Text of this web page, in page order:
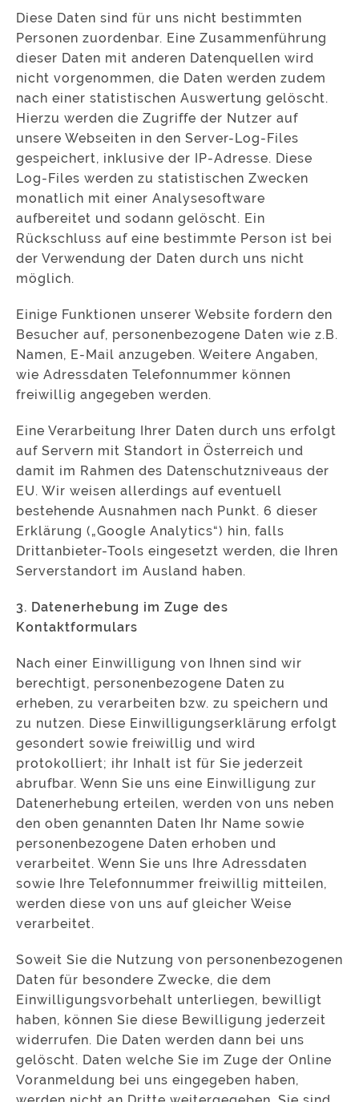
Diese Daten sind für uns nicht bestimmten
Personen zuordenbar. Eine Zusammenführung
dieser Daten mit anderen Datenquellen wird
nicht vorgenommen, die Daten werden zudem
nach einer statistischen Auswertung gelöscht.
Hierzu werden die Zugriffe der Nutzer auf
unsere Webseiten in den Server-Log-Files
gespeichert, inklusive der IP-Adresse. Diese
Log-Files werden zu statistischen Zwecken
monatlich mit einer Analysesoftware
aufbereitet und sodann gelöscht. Ein
Rückschluss auf eine bestimmte Person ist bei
der Verwendung der Daten durch uns nicht
möglich.
Einige Funktionen unserer Website fordern den
Besucher auf, personenbezogene Daten wie z.B.
Namen, E-Mail anzugeben. Weitere Angaben,
wie Adressdaten Telefonnummer können
freiwillig angegeben werden.
Eine Verarbeitung Ihrer Daten durch uns erfolgt
auf Servern mit Standort in Österreich und
damit im Rahmen des Datenschutzniveaus der
EU. Wir weisen allerdings auf eventuell
bestehende Ausnahmen nach Punkt. 6 dieser
Erklärung („Google Analytics“) hin, falls
Drittanbieter-Tools eingesetzt werden, die Ihren
Serverstandort im Ausland haben.
3. Datenerhebung im Zuge des
Kontaktformulars
Nach einer Einwilligung von Ihnen sind wir
berechtigt, personenbezogene Daten zu
erheben, zu verarbeiten bzw. zu speichern und
zu nutzen. Diese Einwilligungserklärung erfolgt
gesondert sowie freiwillig und wird
protokolliert; ihr Inhalt ist für Sie jederzeit
abrufbar. Wenn Sie uns eine Einwilligung zur
Datenerhebung erteilen, werden von uns neben
den oben genannten Daten Ihr Name sowie
personenbezogene Daten erhoben und
verarbeitet. Wenn Sie uns Ihre Adressdaten
sowie Ihre Telefonnummer freiwillig mitteilen,
werden diese von uns auf gleicher Weise
verarbeitet.
Soweit Sie die Nutzung von personenbezogenen
Daten für besondere Zwecke, die dem
Einwilligungsvorbehalt unterliegen, bewilligt
haben, können Sie diese Bewilligung jederzeit
widerrufen. Die Daten werden dann bei uns
gelöscht. Daten welche Sie im Zuge der Online
Voranmeldung bei uns eingegeben haben,